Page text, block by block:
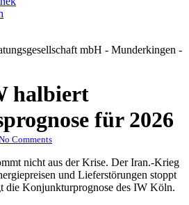
halbiert
für 2026
Comments
nicht aus der Krise. Der Iran.-Krieg
und Lieferstörungen stoppt
die Konjunkturprognose des IW Köln.